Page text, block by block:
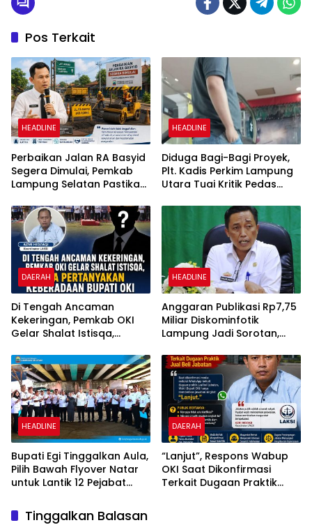
Pos Terkait
HEADLINE
Perbaikan Jalan RA Basyid
Segera Dimulai, Pemkab
Lampung Selatan Pastikan
Aman dan Nyaman
HEADLINE
Diduga Bagi-Bagi Proyek,
Plt. Kadis Perkim Lampung
Utara Tuai Kritik Pedas
DAERAH
Di Tengah Ancaman
Kekeringan, Pemkab OKI
Gelar Shalat Istisqa,
Keberadaan Bupati OKI
HEADLINE
Anggaran Publikasi Rp7,75
Miliar Diskominfotik
Lampung Jadi Sorotan,
Dana Dipertanyakan
HEADLINE
Bupati Egi Tinggalkan Aula,
Pilih Bawah Flyover Natar
untuk Lantik 12 Pejabat
DAERAH
“Lanjut”, Respons Wabup
OKI Saat Dikonfirmasi
Terkait Dugaan Praktik
Tinggalkan Balasan